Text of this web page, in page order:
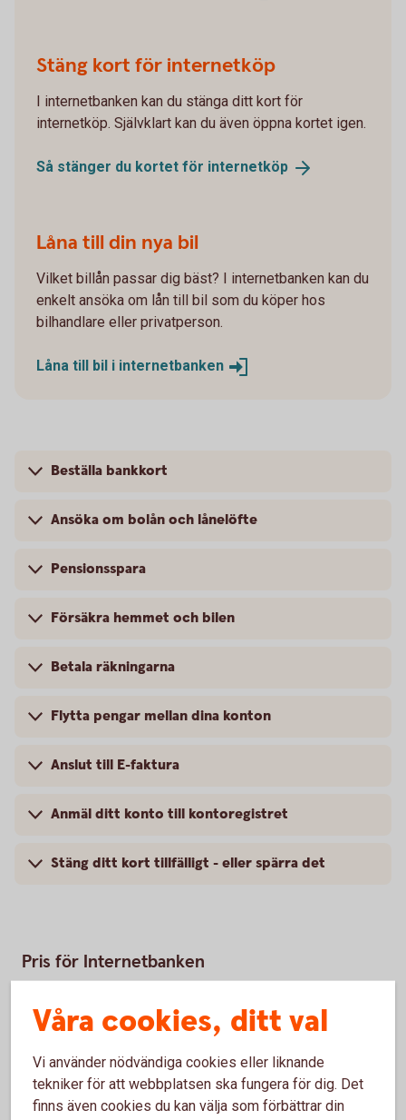
Stäng kort för internetköp
I internetbanken kan du stänga ditt kort för
internetköp. Självklart kan du även öppna kortet igen.
Så stänger du kortet för internetköp
Låna till din nya bil
Vilket billån passar dig bäst? I internetbanken kan du
enkelt ansöka om lån till bil som du köper hos
bilhandlare eller privatperson.
Låna till bil i internetbanken
Beställa bankkort
Ansöka om bolån och lånelöfte
Pensionsspara
Försäkra hemmet och bilen
Betala räkningarna
Flytta pengar mellan dina konton
Anslut till E-faktura
Anmäl ditt konto till kontoregistret
Stäng ditt kort tillfälligt - eller spärra det
Pris för Internetbanken
Årsavgift
Årsavgift Internetbetalning
300 kr 2
Våra cookies, ditt val
Vi använder nödvändiga cookies eller liknande
tekniker för att webbplatsen ska fungera för dig. Det
finns även cookies du kan välja som förbättrar din